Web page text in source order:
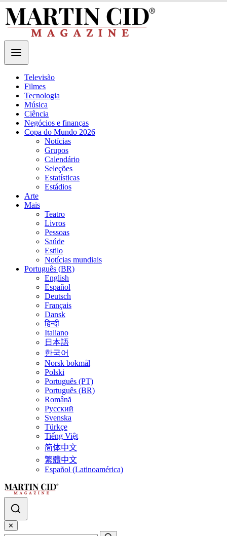
Televisão
Filmes
Tecnologia
Música
Ciência
Negócios e finanças
Copa do Mundo 2026
Notícias
Grupos
Calendário
Seleções
Estatísticas
Estádios
Arte
Mais
Teatro
Livros
Pessoas
Saúde
Estilo
Notícias mundiais
Português (BR)
English
Español
Deutsch
Français
Dansk
हिन्दी
Italiano
日本語
한국어
Norsk bokmål
Polski
Português (PT)
Português (BR)
Română
Русский
Svenska
Türkçe
Tiếng Việt
简体中文
繁體中文
Español (Latinoamérica)
✕